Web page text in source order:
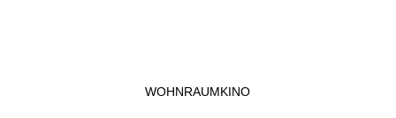
WOHNRAUMKINO